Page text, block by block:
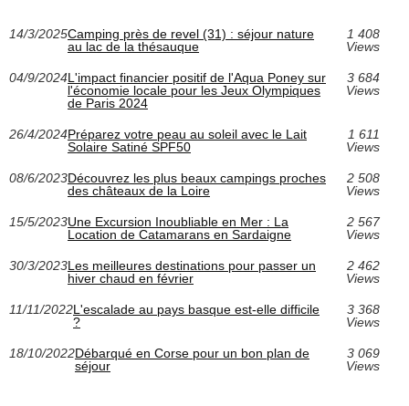
14/3/2025Camping près de revel (31) : séjour nature
au lac de la thésauque
1 408
Views
04/9/2024L'impact financier positif de l'Aqua Poney sur
l'économie locale pour les Jeux Olympiques
de Paris 2024
3 684
Views
26/4/2024Préparez votre peau au soleil avec le Lait
Solaire Satiné SPF50
1 611
Views
08/6/2023Découvrez les plus beaux campings proches
des châteaux de la Loire
2 508
Views
15/5/2023Une Excursion Inoubliable en Mer : La
Location de Catamarans en Sardaigne
2 567
Views
30/3/2023Les meilleures destinations pour passer un
hiver chaud en février
2 462
Views
11/11/2022L'escalade au pays basque est-elle difficile
?
3 368
Views
18/10/2022Débarqué en Corse pour un bon plan de
séjour
3 069
Views